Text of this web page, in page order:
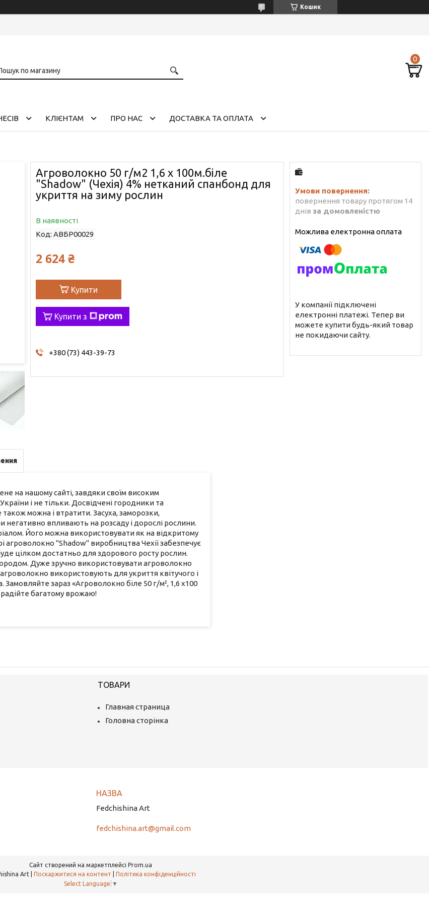
Кошик
КЛІЄНТАМ ПРО НАС ДОСТАВКА ТА ОПЛАТА
Агроволокно 50 г/м2 1,6 х 100м.біле
"Shadow" (Чехія) 4% нетканий спанбонд для
укриття на зиму рослин
В наявності
Код: АВБР00029
2 624 ₴
Купити
Купити з
+380 (73) 443-39-73
повернення товару протягом 14
днів за домовленістю
У компанії підключені
електронні платежі. Тепер ви
можете купити будь-який товар
не покидаючи сайту.
на нашому сайті, завдяки своїм високим
і не тільки. Досвідчені городники та
можна і втратити. Засуха, заморозки,
негативно впливають на розсаду і дорослі рослини.
Його можна використовувати як на відкритому
агроволокно "Shadow" виробництва Чехії забезпечує
цілком достатньо для здорового росту рослин.
Дуже зручно використовувати агроволокно
використовують для укриття квітучого і
Замовляйте зараз «Агроволокно біле 50 г/м², 1,6 х100
багатому врожаю!
ТОВАРИ
Главная страница
Головна сторінка
Fedchishina Art
fedchishina.art@gmail.com
Сайт створений на маркетплейсі Prom.ua
Поскаржитися на контент
Політика конфіденційності
Select Language ▼